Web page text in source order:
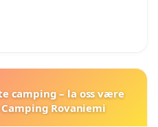
camping – la oss være
Rovaniemi